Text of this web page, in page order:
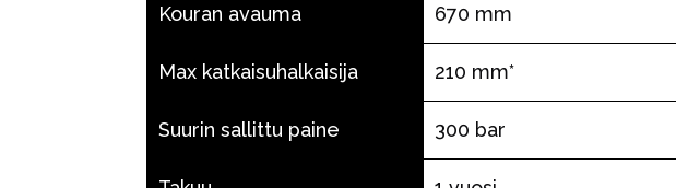
Kouran avauma 670 mm
Max katkaisuhalkaisija 210 mm*
Suurin sallittu paine 300 bar